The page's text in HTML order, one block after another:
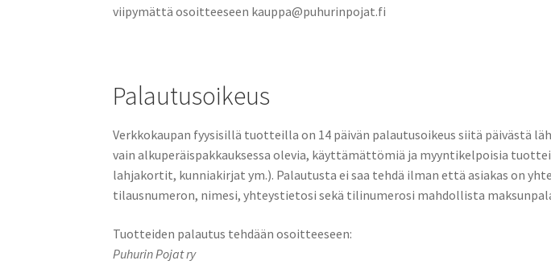
viipymättä osoitteeseen kauppa@puhurinpojat.fi
Palautusoikeus
Verkkokaupan fyysisillä tuotteilla on 14 päivän palautusoikeus siitä päivästä
vain alkuperäispakkauksessa olevia, käyttämättömiä ja myyntikelpoisia
lahjakortit, kunniakirjat ym.). Palautusta ei saa tehdä ilman että asiakas on
tilausnumeron, nimesi, yhteystietosi sekä tilinumerosi mahdollista
Tuotteiden palautus tehdään osoitteeseen:
Puhurin Pojat ry